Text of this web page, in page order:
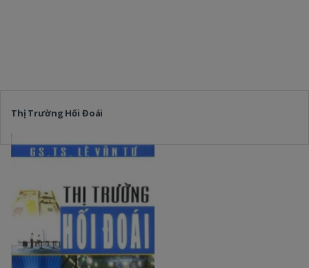
Thị Trường Hối Đoái